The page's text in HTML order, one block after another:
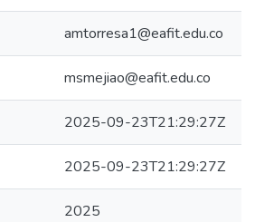
amtorresa1@eafit.edu.co
msmejiao@eafit.edu.co
2025-09-23T21:29:27Z
2025-09-23T21:29:27Z
2025